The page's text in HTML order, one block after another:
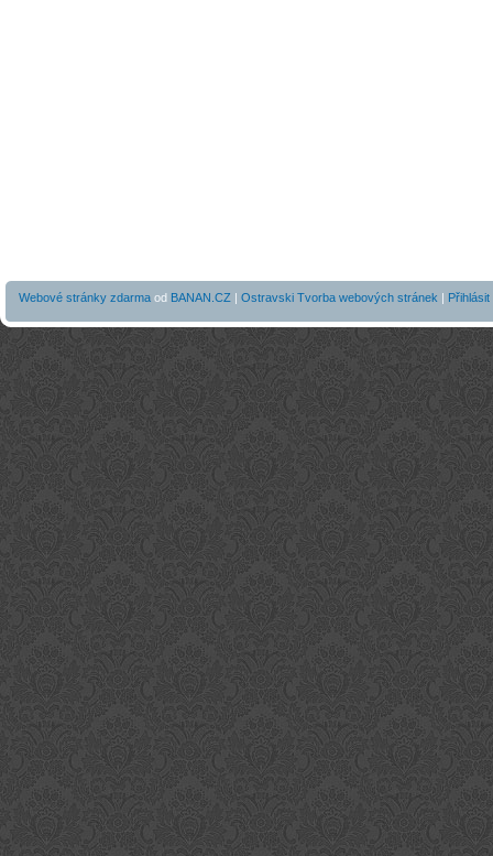
Webové stránky zdarma od BANAN.CZ | Ostravski Tvorba webových stránek | Přihlásit